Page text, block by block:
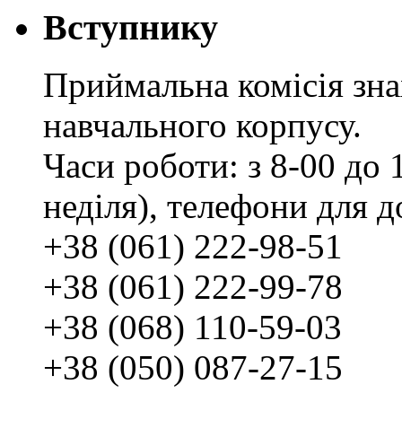
Вступнику
Приймальна комісія
навчального корпусу.
Часи роботи: з 8-00 до
неділя), телефони для
+38 (061) 222-98-51
+38 (061) 222-99-78
+38 (068) 110-59-03
+38 (050) 087-27-15